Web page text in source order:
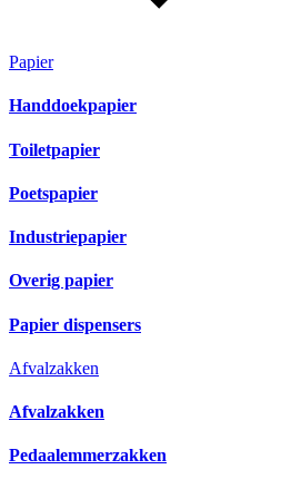
Papier
Handdoekpapier
Toiletpapier
Poetspapier
Industriepapier
Overig papier
Papier dispensers
Afvalzakken
Afvalzakken
Pedaalemmerzakken